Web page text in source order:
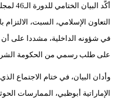
أكَّد
التعاون الإسلامي، السبت،
في شؤونه الداخلية، مشددا على أن
على طلب رسمي من الحكومة
وأدان البيان، في ختام الاجتماع
الإماراتية أبوظبي، الممارسات